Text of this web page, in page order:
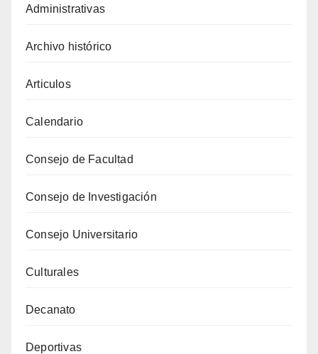
Administrativas
Archivo histórico
Articulos
Calendario
Consejo de Facultad
Consejo de Investigación
Consejo Universitario
Culturales
Decanato
Deportivas